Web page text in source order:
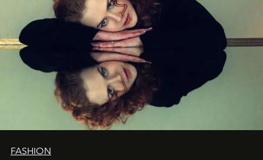
FASHION